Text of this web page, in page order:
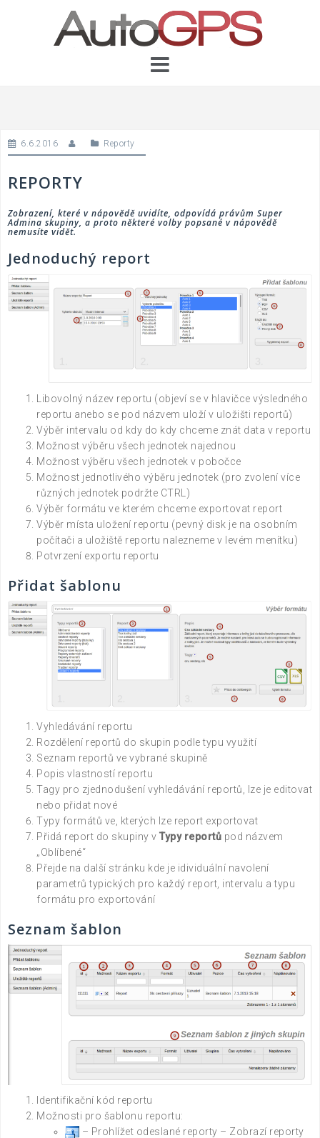
6.6.2016 Reporty
REPORTY
Zobrazení, které v nápovědě uvidíte, odpovídá právům Super
Admina skupiny, a proto některé volby popsané v nápovědě
nemusíte vidět.
Jednoduchý report
Libovolný název reportu (objeví se v hlavičce výsledného
reportu anebo se pod názvem uloží v uložišti reportů)
Výběr intervalu od kdy do kdy chceme znát data v reportu
Možnost výběru všech jednotek najednou
Možnost výběru všech jednotek v pobočce
Možnost jednotlivého výběru jednotek (pro zvolení více
různých jednotek podržte CTRL)
Výběr formátu ve kterém chceme exportovat report
Výběr místa uložení reportu (pevný disk je na osobním
počítači a uložiště reportu nalezneme v levém menítku)
Potvrzení exportu reportu
Přidat šablonu
Vyhledávání reportu
Rozdělení reportů do skupin podle typu využití
Seznam reportů ve vybrané skupině
Popis vlastností reportu
Tagy pro zjednodušení vyhledávání reportů, lze je editovat
nebo přidat nové
Typy formátů ve, kterých lze report exportovat
Přidá report do skupiny v Typy reportů pod názvem
„Oblíbené“
Přejde na další stránku kde je idividuální navolení
parametrů typických pro každý report, intervalu a typu
formátu pro exportování
Seznam šablon
Identifikační kód reportu
Možnosti pro šablonu reportu:
– Prohlížet odeslané reporty – Zobrazí reporty